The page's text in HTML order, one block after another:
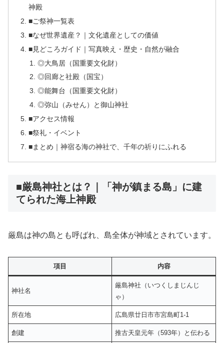
神殿
■ご祭神一覧表
■なぜ世界遺産？｜文化遺産としての価値
■見どころガイド｜写真映え・歴史・自然が融合
◎大鳥居（国重要文化財）
◎回廊と社殿（国宝）
◎能舞台（国重要文化財）
◎弥山（みせん）と御山神社
■アクセス情報
■祭礼・イベント
■まとめ｜神宿る海の神社で、千年の祈りにふれる
■厳島神社とは？｜「神が鎮まる島」に建
てられた海上神殿
厳島は神の島とも呼ばれ、島全体が神域とされています。
項目 内容
神社名
厳島神社（いつくしまじんじ
ゃ）
所在地 広島県廿日市市宮島町1-1
創建 推古天皇元年（593年）と伝わる